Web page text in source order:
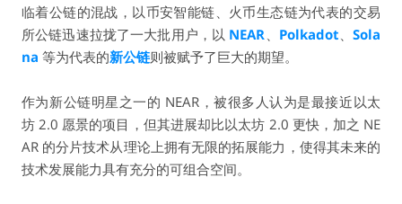
临着公链的混战，以币安智能链、火币生态链为代表的交易
所公链迅速拉拢了一大批用户，以 NEAR、 Polkadot、Sola
na 等为代表的新公链则被赋予了巨大的期望。
作为新公链明星之一的 NEAR，被很多人认为是最接近以太
坊 2.0 愿景的项目，但其进展却比以太坊 2.0 更快， 加之 NE
AR 的分片技术从理论上拥有无限的拓展能力，使得其未来的
技术发展能力具有充分的可组合空间。